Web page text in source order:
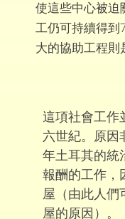
使這些中心被迫
工仍可持續得到
大的協助工程則
這項社會工作
六世紀。原因
年土耳其的統
報酬的工作，
屋（由此人們
屋的原因）。